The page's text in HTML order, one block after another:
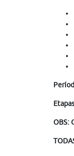
OBS: